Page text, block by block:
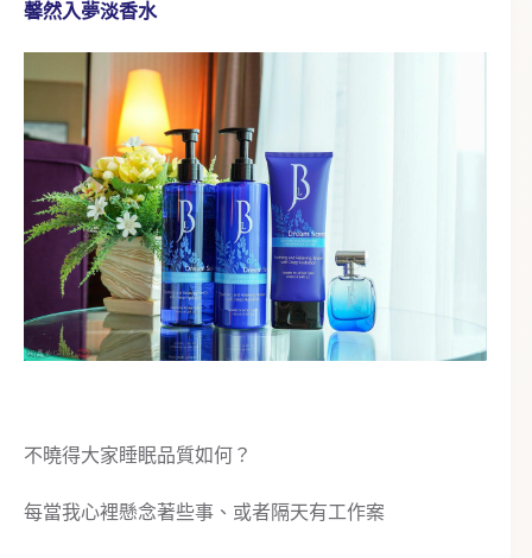
馨然入夢淡香水
不曉得大家睡眠品質如何？
每當我心裡懸念著些事、或者隔天有工作案